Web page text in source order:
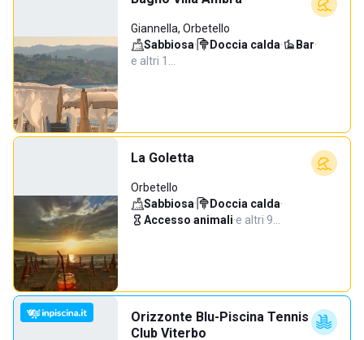
Giannella, Orbetello
Sabbiosa· Doccia calda· Bar·
e altri 1…
La Goletta
Orbetello
Sabbiosa· Doccia calda·
Accesso animali·e altri 9…
Orizzonte Blu-Piscina Tennis
Club Viterbo